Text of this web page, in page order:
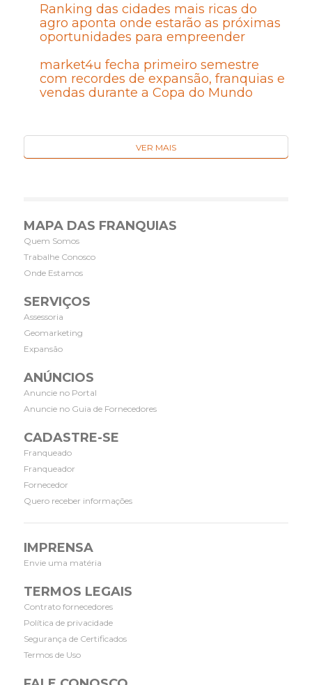
Ranking das cidades mais ricas do
agro aponta onde estarão as próximas
oportunidades para empreender
market4u fecha primeiro semestre
com recordes de expansão, franquias e
vendas durante a Copa do Mundo
VER MAIS
MAPA DAS FRANQUIAS
Quem Somos
Trabalhe Conosco
Onde Estamos
SERVIÇOS
Assessoria
Geomarketing
Expansão
ANÚNCIOS
Anuncie no Portal
Anuncie no Guia de Fornecedores
CADASTRE-SE
Franqueado
Franqueador
Fornecedor
Quero receber informações
IMPRENSA
Envie uma matéria
TERMOS LEGAIS
Contrato fornecedores
Política de privacidade
Segurança de Certificados
Termos de Uso